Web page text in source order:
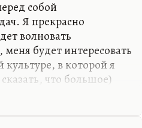
собой
Я прекрасно
волновать
будет интересовать
в которой я
что большое)
прежде всего по